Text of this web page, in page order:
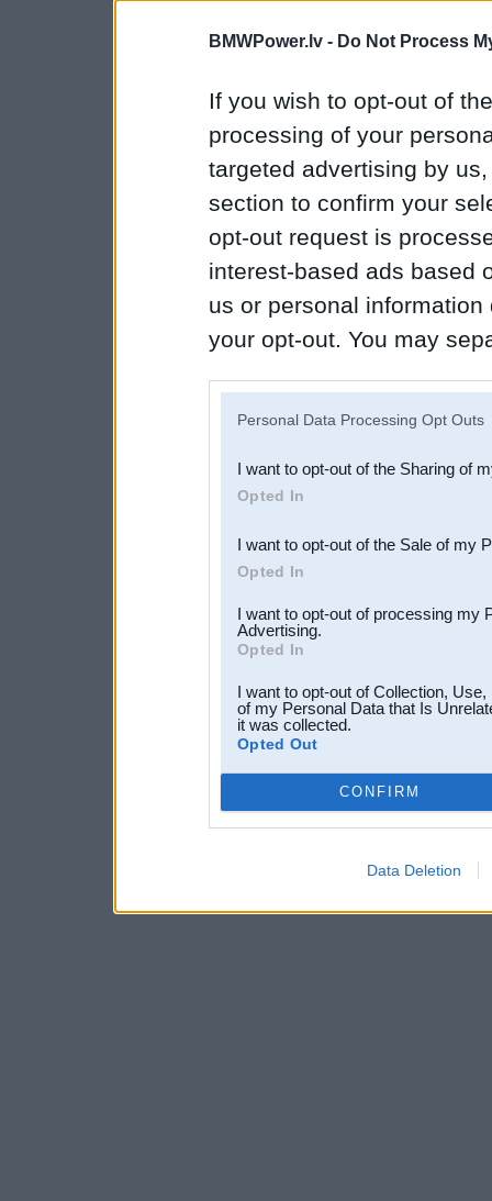
BMWPower.lv - Do Not Process
If you wish to opt-out of
processing of your
targeted advertising by
section to confirm your
opt-out request is
interest-based ads based
us or personal
your opt-out. You may
Downstream Participants
third parties.
Personal Data Processing Opt Outs
I want to opt-out of the Sharing of
Opted In
I want to opt-out of the Sale of my
Opted In
I want to opt-out of processing my
Advertising.
Opted In
I want to opt-out of Collection,
of my Personal Data that Is
it was collected.
Opted Out
CONFIRM
Data Deletion